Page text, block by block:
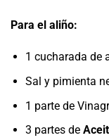
Para el aliño:
1 cucharada de
Sal y pimienta
1 parte de
3 partes de